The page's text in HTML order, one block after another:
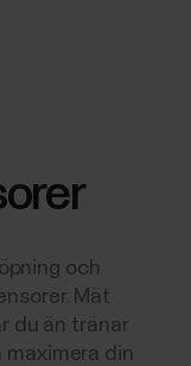
och
Mät
du än tränar
din